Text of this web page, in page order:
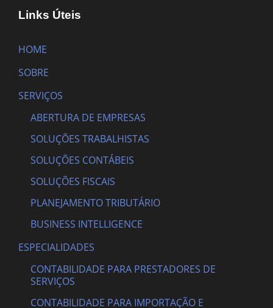
Links Úteis
HOME
SOBRE
SERVIÇOS
ABERTURA DE EMPRESAS
SOLUÇÕES TRABALHISTAS
SOLUÇÕES CONTÁBEIS
SOLUÇÕES FISCAIS
PLANEJAMENTO TRIBUTÁRIO
BUSINESS INTELLIGENCE
ESPECIALIDADES
CONTABILIDADE PARA PRESTADORES DE
SERVIÇOS
CONTABILIDADE PARA IMPORTAÇÃO E